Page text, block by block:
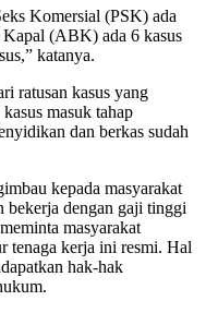
Komersial (PSK) ada
(ABK) ada 6 kasus
katanya.
ratusan kasus yang
masuk tahap
dan berkas sudah
kepada masyarakat
bekerja dengan gaji tinggi
masyarakat
tenaga kerja ini resmi. Hal
hak-hak